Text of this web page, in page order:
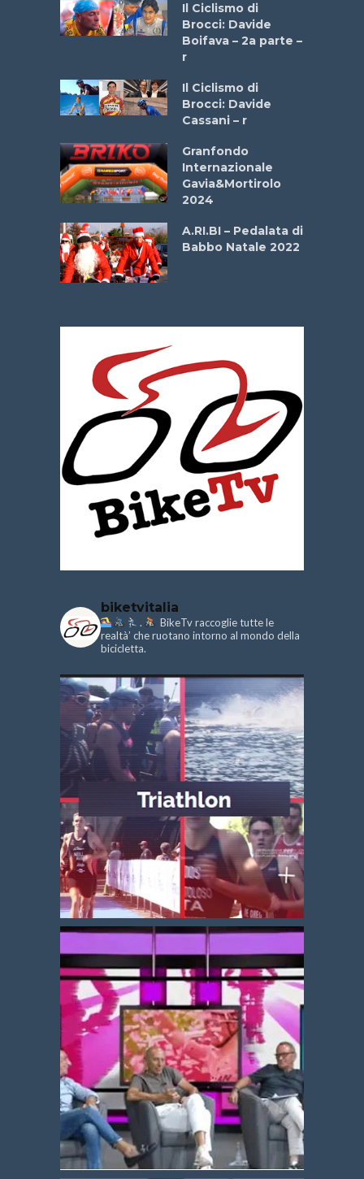
Il Ciclismo di
Brocci: Davide
Boifava – 2a parte –
r
Il Ciclismo di
Brocci: Davide
Cassani – r
Granfondo
Internazionale
Gavia&Mortirolo
2024
A.RI.BI – Pedalata di
Babbo Natale 2022
biketvitalia
.
BikeTv raccoglie tutte le
realtà’ che ruotano intorno al mondo della
bicicletta.